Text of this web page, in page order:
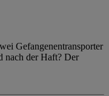
Gefangenentransporter
nach der Haft? Der